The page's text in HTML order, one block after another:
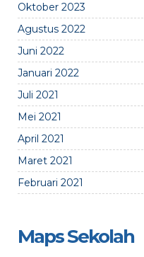
Oktober 2023
Agustus 2022
Juni 2022
Januari 2022
Juli 2021
Mei 2021
April 2021
Maret 2021
Februari 2021
Maps Sekolah